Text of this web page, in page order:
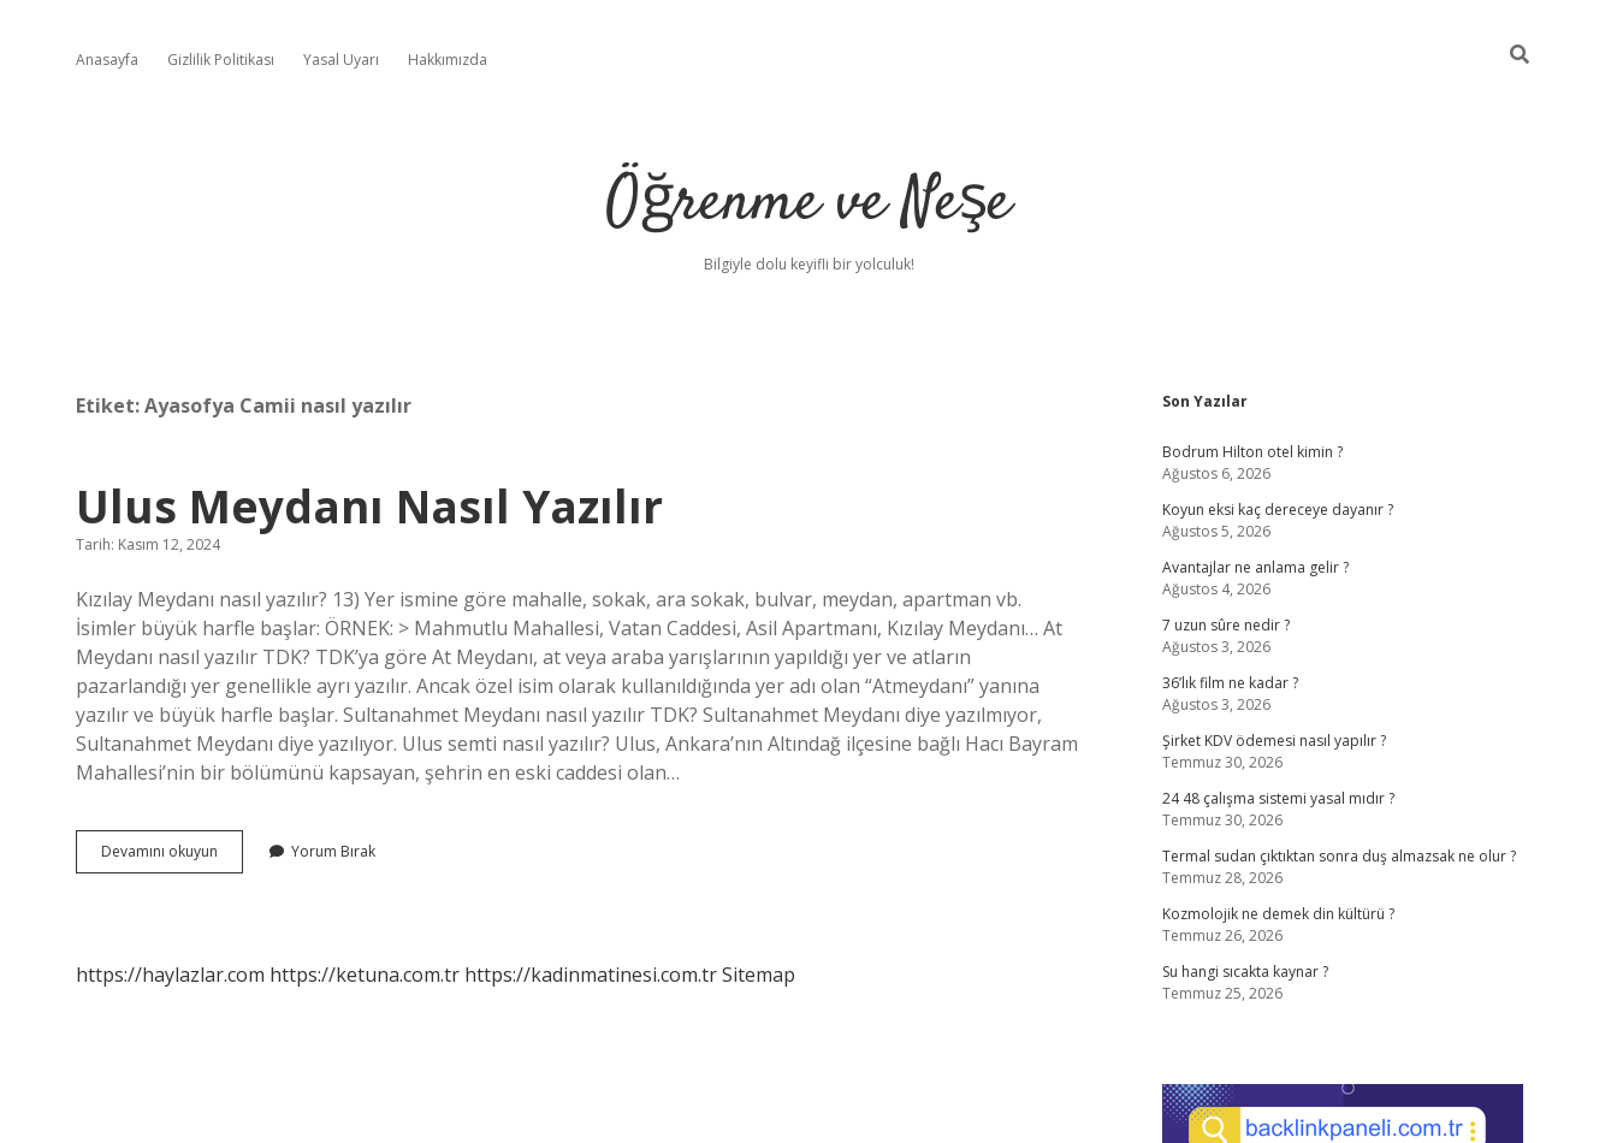
Anasayfa Gizlilik Politikası Yasal Uyarı Hakkımızda
Öğrenme ve Neşe
Bilgiyle dolu keyifli bir yolculuk!
Etiket:Ayasofya Camii nasıl yazılır
Ulus Meydanı Nasıl Yazılır
Tarih: Kasım 12, 2024
Kızılay Meydanı nasıl yazılır? 13) Yer ismine göre mahalle, sokak, ara sokak, bulvar, meydan, apartman vb.
İsimler büyük harfle başlar: ÖRNEK: > Mahmutlu Mahallesi, Vatan Caddesi, Asil Apartmanı, Kızılay Meydanı… At
Meydanı nasıl yazılır TDK? TDK’ya göre At Meydanı, at veya araba yarışlarının yapıldığı yer ve atların
pazarlandığı yer genellikle ayrı yazılır. Ancak özel isim olarak kullanıldığında yer adı olan “Atmeydanı” yanına
yazılır ve büyük harfle başlar. Sultanahmet Meydanı nasıl yazılır TDK? Sultanahmet Meydanı diye yazılmıyor,
Sultanahmet Meydanı diye yazılıyor. Ulus semti nasıl yazılır? Ulus, Ankara’nın Altındağ ilçesine bağlı Hacı Bayram
Mahallesi’nin bir bölümünü kapsayan, şehrin en eski caddesi olan…
Devamını okuyun
Meydanı
Yorum Bırak
https://haylazlar.com https://ketuna.com.tr https://kadinmatinesi.com.trSitemap
Sidebar
Son Yazılar
Bodrum Hilton otel kimin ?
Ağustos 6, 2026
Koyun eksi kaç dereceye dayanır ?
Ağustos 5, 2026
Avantajlar ne anlama gelir ?
Ağustos 4, 2026
7 uzun sûre nedir ?
Ağustos 3, 2026
36’lık film ne kadar ?
Ağustos 3, 2026
Şirket KDV ödemesi nasıl yapılır ?
Temmuz 30, 2026
24 48 çalışma sistemi yasal mıdır ?
Temmuz 30, 2026
Termal sudan çıktıktan sonra duş almazsak ne olur ?
Temmuz 28, 2026
Kozmolojik ne demek din kültürü ?
Temmuz 26, 2026
Su hangi sıcakta kaynar ?
Temmuz 25, 2026
ilbetbetci